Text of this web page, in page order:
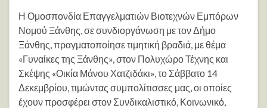
Η Ομοσπονδία Επαγγελματιών Βιοτεχνών Εμπόρων
Νομού Ξάνθης, σε συνδιοργάνωση με τον Δήμο
Ξάνθης, πραγματοποίησε τιμητική βραδιά, με θέμα
«Γυναίκες της Ξάνθης», στον Πολυχώρο Τέχνης και
Σκέψης «Οικία Μάνου Χατζιδάκι», το Σάββατο 14
Δεκεμβρίου, τιμώντας συμπολίτισσες μας, οι οποίες
έχουν προσφέρει στον Συνδικαλιστικό, Κοινωνικό,